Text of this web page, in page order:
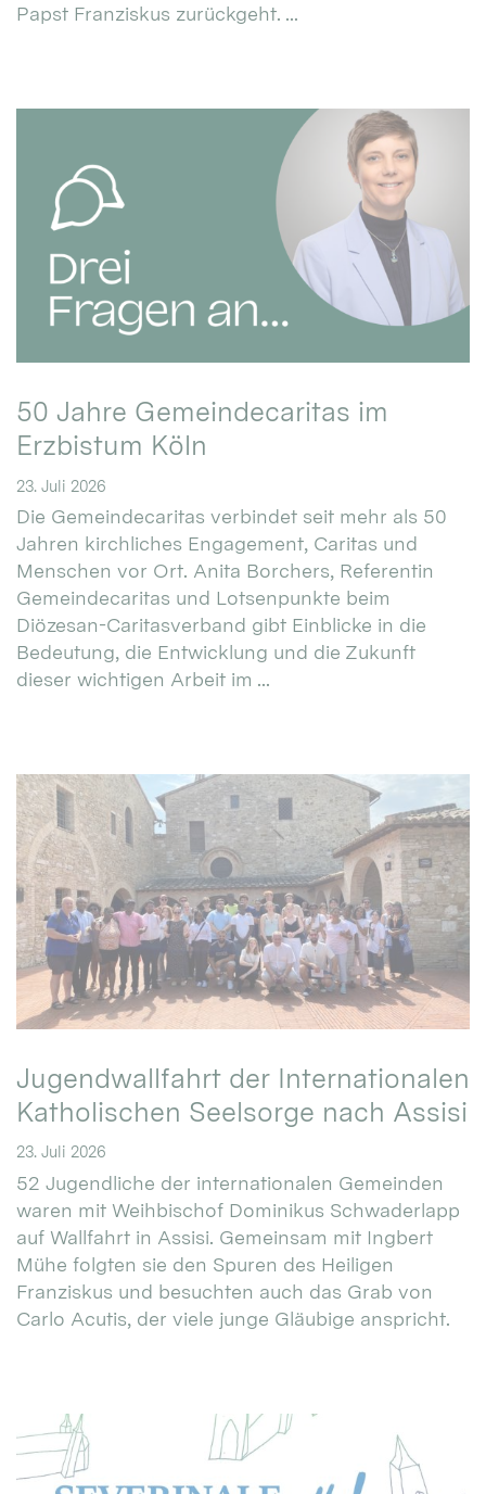
Papst Franziskus zurückgeht. ...
50 Jahre Gemeindecaritas im
Erzbistum Köln
23. Juli 2026
Die Gemeindecaritas verbindet seit mehr als 50
Jahren kirchliches Engagement, Caritas und
Menschen vor Ort. Anita Borchers, Referentin
Gemeindecaritas und Lotsenpunkte beim
Diözesan-Caritasverband gibt Einblicke in die
Bedeutung, die Entwicklung und die Zukunft
dieser wichtigen Arbeit im ...
Jugendwallfahrt der Internationalen
Katholischen Seelsorge nach Assisi
23. Juli 2026
52 Jugendliche der internationalen Gemeinden
waren mit Weihbischof Dominikus Schwaderlapp
auf Wallfahrt in Assisi. Gemeinsam mit Ingbert
Mühe folgten sie den Spuren des Heiligen
Franziskus und besuchten auch das Grab von
Carlo Acutis, der viele junge Gläubige anspricht.